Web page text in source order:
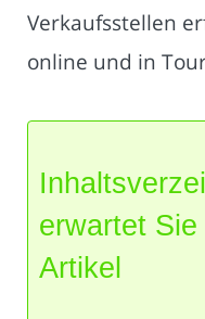
Verkaufsstellen
online und in
erwartet
Artikel